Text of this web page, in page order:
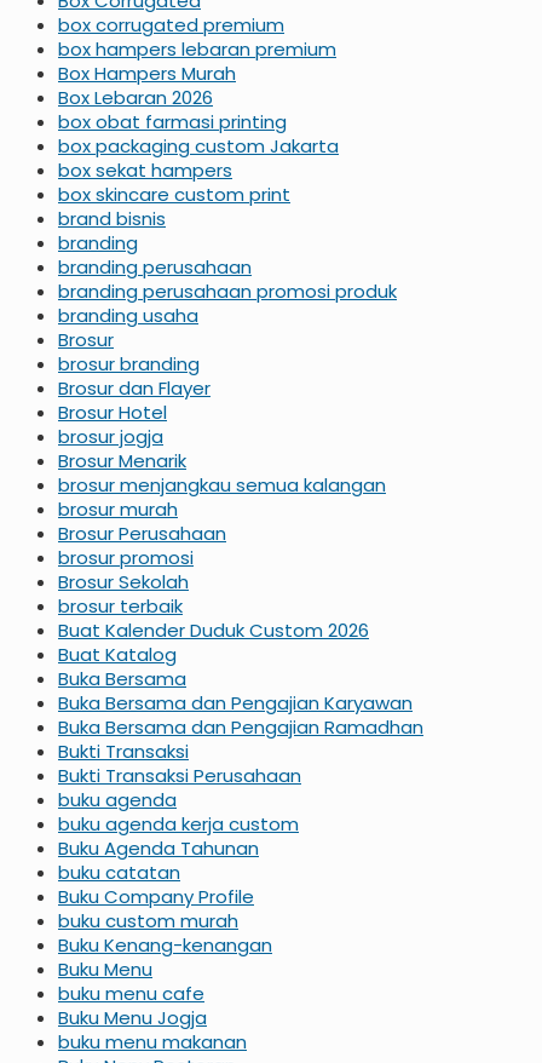
box corrugated premium
box hampers lebaran premium
Box Hampers Murah
Box Lebaran 2026
box obat farmasi printing
box packaging custom Jakarta
box sekat hampers
box skincare custom print
brand bisnis
branding
branding perusahaan
branding perusahaan promosi produk
branding usaha
Brosur
brosur branding
Brosur dan Flayer
Brosur Hotel
brosur jogja
Brosur Menarik
brosur menjangkau semua kalangan
brosur murah
Brosur Perusahaan
brosur promosi
Brosur Sekolah
brosur terbaik
Buat Kalender Duduk Custom 2026
Buat Katalog
Buka Bersama
Buka Bersama dan Pengajian Karyawan
Buka Bersama dan Pengajian Ramadhan
Bukti Transaksi
Bukti Transaksi Perusahaan
buku agenda
buku agenda kerja custom
Buku Agenda Tahunan
buku catatan
Buku Company Profile
buku custom murah
Buku Kenang-kenangan
Buku Menu
buku menu cafe
Buku Menu Jogja
buku menu makanan